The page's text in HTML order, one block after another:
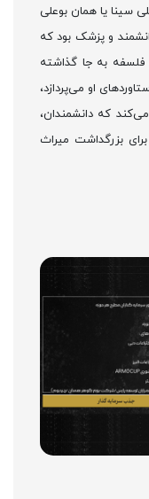
سینا یا همان بوعلی
و پزشک بود که
فلسفه به جا گذاشته
او می‌پردازد،
که دانشمندان،
بزرگداشت میراث